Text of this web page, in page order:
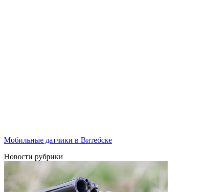
Мобильные датчики в Витебске
Новости рубрики